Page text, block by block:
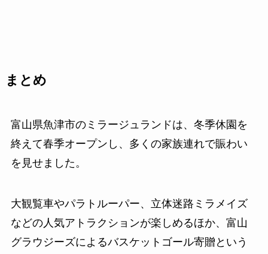
まとめ
富山県魚津市のミラージュランドは、冬季休園を
終えて春季オープンし、多くの家族連れで賑わい
を見せました。
大観覧車やパラトルーパー、立体迷路ミラメイズ
などの人気アトラクションが楽しめるほか、富山
グラウジーズによるバスケットゴール寄贈という